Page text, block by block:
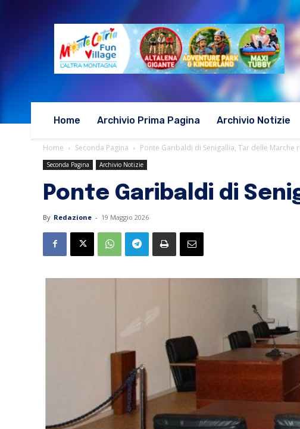
Home Archivio Prima Pagina Archivio Notizie
Home Seconda Pagina Ponte Garibaldi di Senigallia, Tar delle Marche
Seconda Pagina Archivio Notizie
Ponte Garibaldi di
By Redazione - 19 Maggio 2026